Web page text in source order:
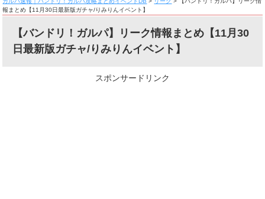
報まとめ【11月30日最新版ガチャ/りみりんイベント】
【バンドリ！ガルパ】リーク情報まとめ【11月30
日最新版ガチャ/りみりんイベント】
スポンサードリンク